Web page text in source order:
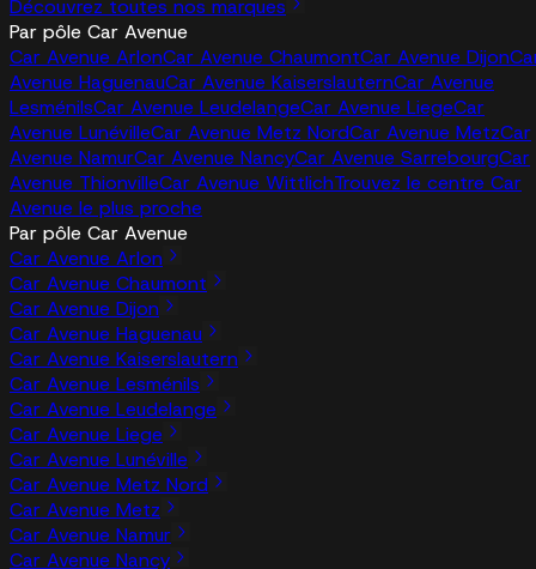
Découvrez toutes nos marques
Par pôle Car Avenue
Car Avenue ArlonCar Avenue ChaumontCar Avenue Dijon
Avenue HaguenauCar Avenue KaiserslauternCar Avenue
LesménilsCar Avenue LeudelangeCar Avenue LiegeCar
Avenue LunévilleCar Avenue Metz NordCar Avenue MetzCar
Avenue NamurCar Avenue NancyCar Avenue SarrebourgCar
Avenue ThionvilleCar Avenue WittlichTrouvez le centre Car
Avenue le plus proche
Par pôle Car Avenue
Car Avenue Arlon
Car Avenue Chaumont
Car Avenue Dijon
Car Avenue Haguenau
Car Avenue Kaiserslautern
Car Avenue Lesménils
Car Avenue Leudelange
Car Avenue Liege
Car Avenue Lunéville
Car Avenue Metz Nord
Car Avenue Metz
Car Avenue Namur
Car Avenue Nancy